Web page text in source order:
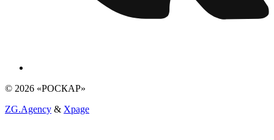
© 2026 «РОСКАР»
ZG.Agency & Xpage